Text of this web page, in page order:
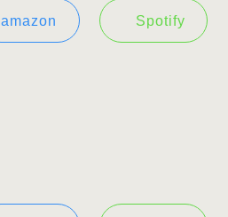
amazon Spotify